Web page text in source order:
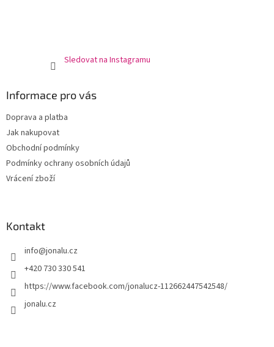
Sledovat na Instagramu
Informace pro vás
Doprava a platba
Jak nakupovat
Obchodní podmínky
Podmínky ochrany osobních údajů
Vrácení zboží
Kontakt
info@jonalu.cz
+420 730 330 541
https://www.facebook.com/jonalucz-112662447542548/
jonalu.cz